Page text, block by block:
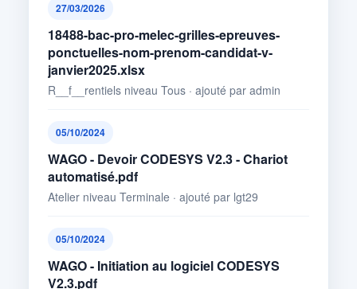
27/03/2026
18488-bac-pro-melec-grilles-epreuves-
ponctuelles-nom-prenom-candidat-v-
janvier2025.xlsx
R__f__rentiels niveau Tous · ajouté par admin
05/10/2024
WAGO - Devoir CODESYS V2.3 - Chariot
automatisé.pdf
Atelier niveau Terminale · ajouté par lgt29
05/10/2024
WAGO - Initiation au logiciel CODESYS
V2.3.pdf